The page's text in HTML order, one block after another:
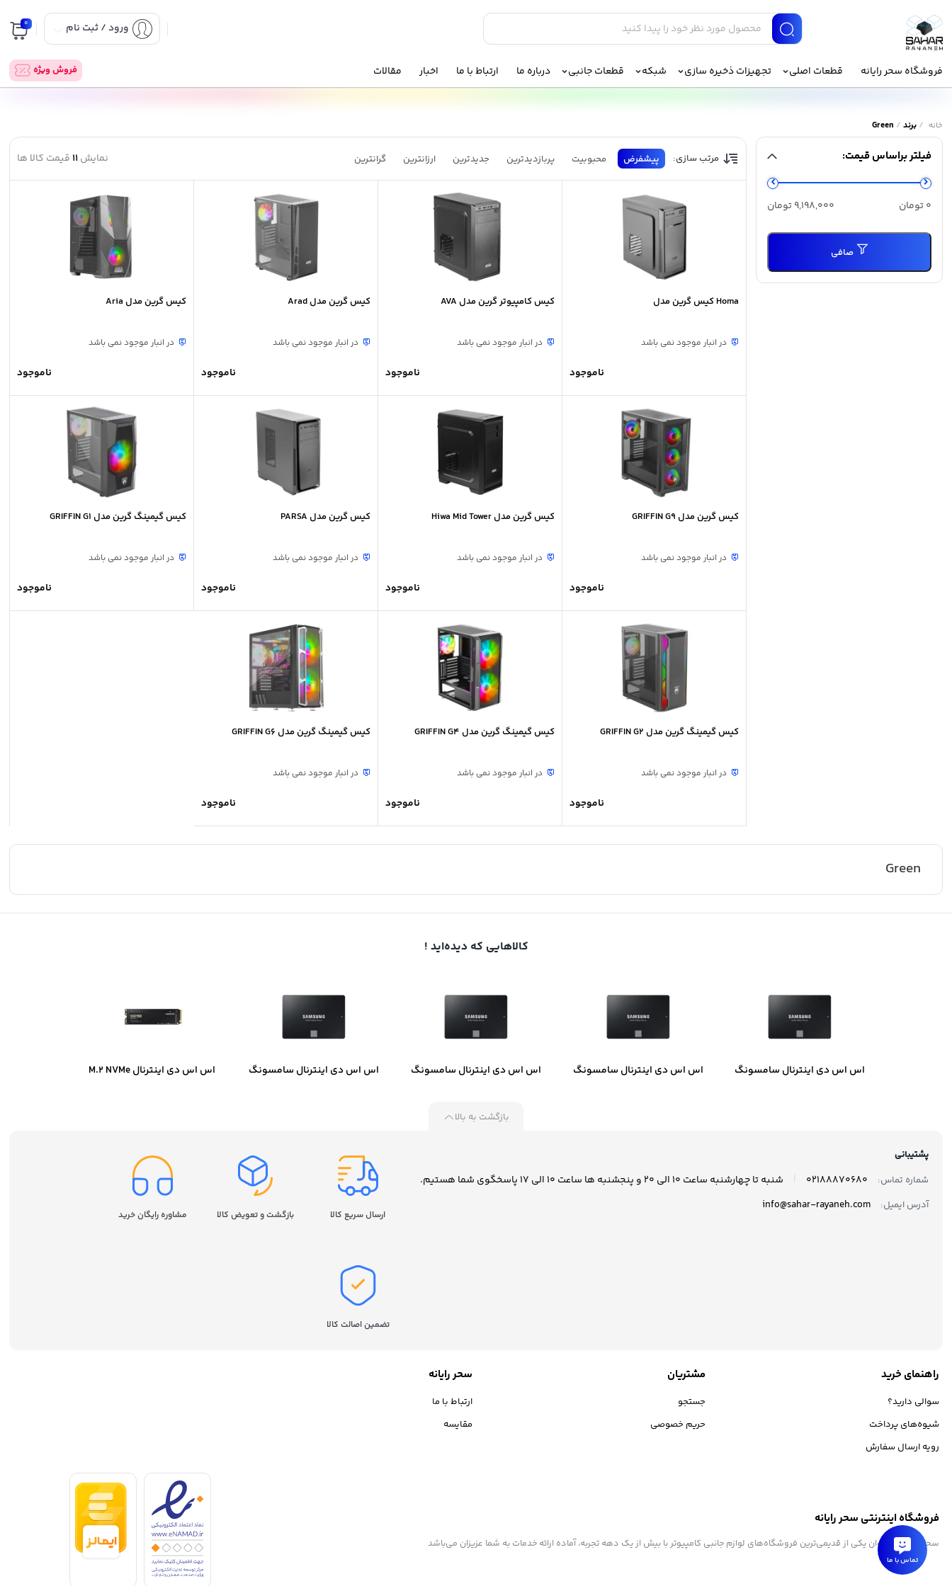
ورود / ثبت نام 0
فروشگاه سحر رایانه قطعات اصلی تجهیزات ذخیره سازی شبکه قطعات جانبی درباره ما ارتباط با ما اخبار مقالات فروش ویژه
خانه /برند /
Green
فیلتر براساس قیمت:
حداقل
قیمت
حداكثر
قيمت
صافی
0 تومان 9,198,000 تومان
مرتب سازی: پیشفرض محبوبیت پربازدیدترین جدیدترین ارزانترین گرانترین نمایش11 قیمت کالا ها
Homa کیس گرین مدل
در انبار موجود نمی باشد
ناموجود
کیس کامپیوتر گرین مدل AVA
در انبار موجود نمی باشد
ناموجود
کیس گرین مدل Arad
در انبار موجود نمی باشد
ناموجود
کیس گرین مدل Aria
در انبار موجود نمی باشد
ناموجود
کیس گرین مدل GRIFFIN G9
در انبار موجود نمی باشد
ناموجود
کیس گرین مدل Hiwa Mid Tower
در انبار موجود نمی باشد
ناموجود
کیس گرین مدل PARSA
در انبار موجود نمی باشد
ناموجود
کیس گیمینگ گرین مدل GRIFFIN G1
در انبار موجود نمی باشد
ناموجود
کیس گیمینگ گرین مدل GRIFFIN G2
در انبار موجود نمی باشد
ناموجود
کیس گیمینگ گرین مدل GRIFFIN G4
در انبار موجود نمی باشد
ناموجود
کیس گیمینگ گرین مدل GRIFFIN G6
در انبار موجود نمی باشد
ناموجود
Green
کالاهایی که دیده‌اید !
اس اس دی اینترنال سامسونگ
اس اس دی اینترنال سامسونگ
اس اس دی اینترنال سامسونگ
اس اس دی اینترنال سامسونگ
اس اس دی اینترنال M.2 NVMe
بازگشت به بالا
پشتیبانی
شماره تماس:
02188870680 شنبه تا چهارشنبه ساعت 10 الی 20 و پنجشنبه ها ساعت 10 الی 17 پاسخگوی شما هستیم.
آدرس ایمیل: info@sahar-rayaneh.com
ارسال سریع کالا بازگشت و تعویض کالا مشاوره رایگان خرید
تضمین اصالت کالا
راهنمای خرید
سوالی دارید؟
شیوه‌های پرداخت
رویه ارسال سفارش
مشتریان
جستجو
حریم خصوصی
سحر رایانه
ارتباط با ما
مقایسه
فروشگاه اینترنتی سحر رایانه
سحر رایانه به عنوان یکی از قدیمی‌ترین فروشگاه‌های لوازم جانبی کامپیوتر با بیش از یک دهه تجربه، آماده ارائه خدمات به شما عزیزان می‌باشد
تماس با ما